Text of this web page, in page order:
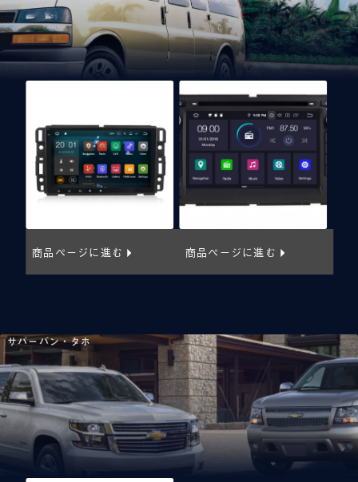
商品ページに進む 商品ページに進む
サバーバン・タホ